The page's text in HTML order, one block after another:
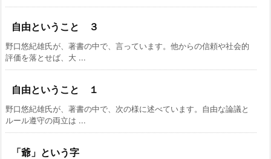
自由ということ ３
野口悠紀雄氏が、著書の中で、言っています。他からの信頼や社会的
評価を落とせば、大 ...
自由ということ １
野口悠紀雄氏が、著書の中で、次の様に述べています。自由な論議と
ルール遵守の両立は ...
「爺」という字